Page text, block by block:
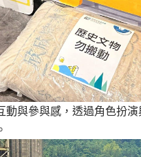
與參與感，透過角色扮